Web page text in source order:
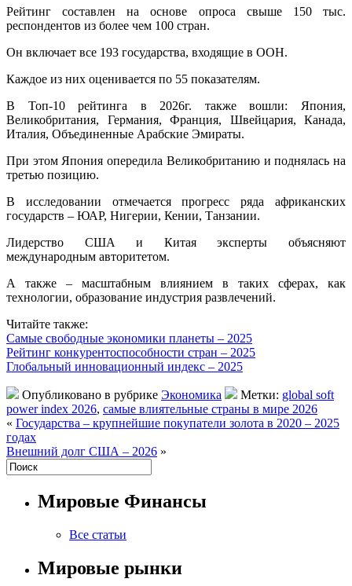
Рейтинг составлен на основе опроса свыше 150 тыс.
респондентов из более чем 100 стран.
Он включает все 193 государства, входящие в ООН.
Каждое из них оценивается по 55 показателям.
В Топ-10 рейтинга в 2026г. также вошли: Япония,
Великобритания, Германия, Франция, Швейцария, Канада,
Италия, Объединенные Арабские Эмираты.
При этом Япония опередила Великобританию и поднялась на
третью позицию.
В исследовании отмечается прогресс ряда африканских
государств – ЮАР, Нигерии, Кении, Танзании.
Лидерство США и Китая эксперты объясняют
международным авторитетом.
А также – масштабным влиянием в таких сферах, как
технологии, образование индустрия развлечений.
Читайте также:
Самые свободные экономики планеты – 2025
Рейтинг конкурентоспособности стран – 2025
Глобальный инновационный индекс – 2025
Опубликовано в рубрике Экономика Метки: global soft
power index 2026, самые влиятельные страны в мире 2026
« Государства – крупнейшие покупатели золота в 2020 – 2025
годах
Внешний долг США – 2026 »
Мировые Финансы
Все статьи
Мировые рынки